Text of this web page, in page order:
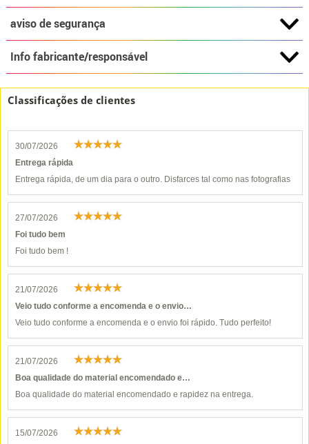
aviso de segurança
Info fabricante/responsável
Classificações de clientes
30/07/2026
Entrega rápida
Entrega rápida, de um dia para o outro. Disfarces tal como nas fotografias
27/07/2026
Foi tudo bem
Foi tudo bem !
21/07/2026
Veio tudo conforme a encomenda e o envio…
Veio tudo conforme a encomenda e o envio foi rápido. Tudo perfeito!
21/07/2026
Boa qualidade do material encomendado e…
Boa qualidade do material encomendado e rapidez na entrega.
15/07/2026